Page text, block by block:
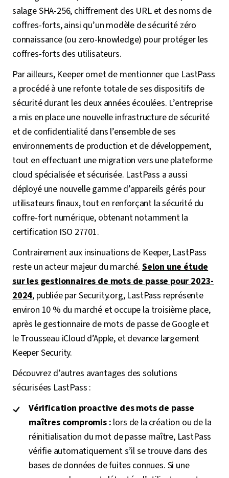
salage SHA-256, chiffrement des URL et des noms de
coffres-forts, ainsi qu’un modèle de sécurité zéro
connaissance (ou zero-knowledge) pour protéger les
coffres-forts des utilisateurs.
Par ailleurs, Keeper omet de mentionner que LastPass
a procédé à une refonte totale de ses dispositifs de
sécurité durant les deux années écoulées. L’entreprise
a mis en place une nouvelle infrastructure de sécurité
et de confidentialité dans l’ensemble de ses
environnements de production et de développement,
tout en effectuant une migration vers une plateforme
cloud spécialisée et sécurisée. LastPass a aussi
déployé une nouvelle gamme d’appareils gérés pour
utilisateurs finaux, tout en renforçant la sécurité du
coffre-fort numérique, obtenant notamment la
certification ISO 27701.
Contrairement aux insinuations de Keeper, LastPass
reste un acteur majeur du marché.Selon une étude
sur les gestionnaires de mots de passe pour 2023-
2024, publiée par Security.org, LastPass représente
environ 10 % du marché et occupe la troisième place,
après le gestionnaire de mots de passe de Google et
le Trousseau iCloud d’Apple, et devance largement
Keeper Security.
Découvrez d’autres avantages des solutions
sécurisées LastPass :
Vérification proactive des mots de passe
maîtres compromis : lors de la création ou de la
réinitialisation du mot de passe maître, LastPass
vérifie automatiquement s’il se trouve dans des
bases de données de fuites connues. Si une